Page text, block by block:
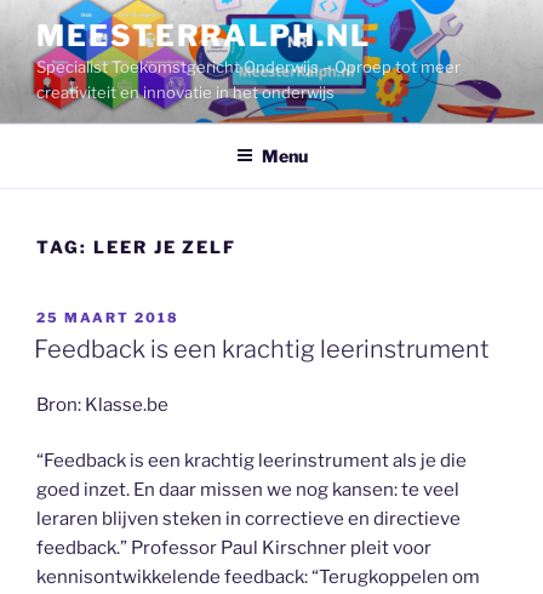
inhoud
MEESTERRALPH.NL
Specialist Toekomstgericht Onderwijs – Oproep tot meer
creativiteit en innovatie in het onderwijs
Menu
TAG: LEER JE ZELF
GEPLAATST
OP
25 MAART 2018
Feedback is een krachtig leerinstrument
Bron: Klasse.be
“Feedback is een krachtig leerinstrument als je die
goed inzet. En daar missen we nog kansen: te veel
leraren blijven steken in correctieve en directieve
feedback.” Professor Paul Kirschner pleit voor
kennisontwikkelende feedback: “Terugkoppelen om